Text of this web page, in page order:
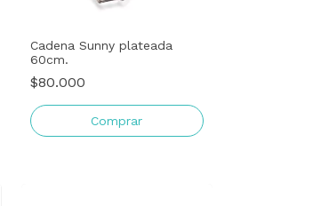
Cadena Sunny plateada
60cm.
$80.000